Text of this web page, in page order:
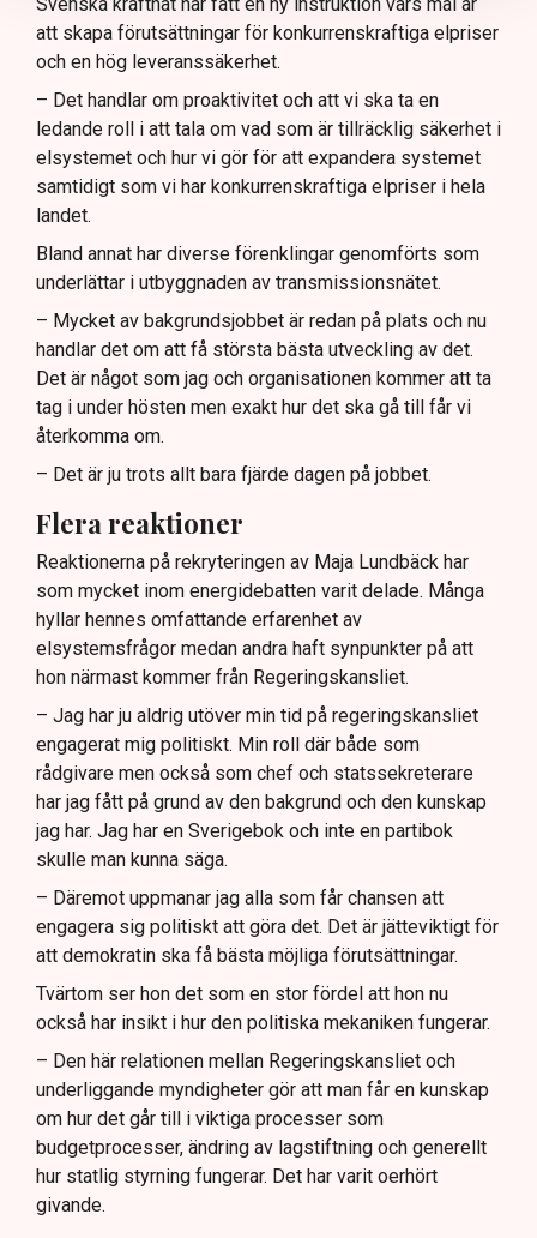
att skapa förutsättningar för konkurrenskraftiga elpriser
och en hög leveranssäkerhet.
– Det handlar om proaktivitet och att vi ska ta en
ledande roll i att tala om vad som är tillräcklig säkerhet i
elsystemet och hur vi gör för att expandera systemet
samtidigt som vi har konkurrenskraftiga elpriser i hela
landet.
Bland annat har diverse förenklingar genomförts som
underlättar i utbyggnaden av transmissionsnätet.
– Mycket av bakgrundsjobbet är redan på plats och nu
handlar det om att få största bästa utveckling av det.
Det är något som jag och organisationen kommer att ta
tag i under hösten men exakt hur det ska gå till får vi
återkomma om.
– Det är ju trots allt bara fjärde dagen på jobbet.
Flera reaktioner
Reaktionerna på rekryteringen av Maja Lundbäck har
som mycket inom energidebatten varit delade. Många
hyllar hennes omfattande erfarenhet av
elsystemsfrågor medan andra haft synpunkter på att
hon närmast kommer från Regeringskansliet.
– Jag har ju aldrig utöver min tid på regeringskansliet
engagerat mig politiskt. Min roll där både som
rådgivare men också som chef och statssekreterare
har jag fått på grund av den bakgrund och den kunskap
jag har. Jag har en Sverigebok och inte en partibok
skulle man kunna säga.
– Däremot uppmanar jag alla som får chansen att
engagera sig politiskt att göra det. Det är jätteviktigt för
att demokratin ska få bästa möjliga förutsättningar.
Tvärtom ser hon det som en stor fördel att hon nu
också har insikt i hur den politiska mekaniken fungerar.
– Den här relationen mellan Regeringskansliet och
underliggande myndigheter gör att man får en kunskap
om hur det går till i viktiga processer som
budgetprocesser, ändring av lagstiftning och generellt
hur statlig styrning fungerar. Det har varit oerhört
givande.